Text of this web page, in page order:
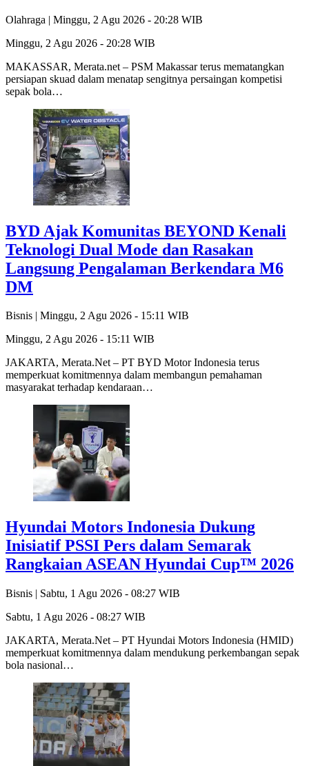
Olahraga | Minggu, 2 Agu 2026 - 20:28 WIB
Minggu, 2 Agu 2026 - 20:28 WIB
MAKASSAR, Merata.net – PSM Makassar terus mematangkan
persiapan skuad dalam menatap sengitnya persaingan kompetisi
sepak bola…
BYD Ajak Komunitas BEYOND Kenali
Teknologi Dual Mode dan Rasakan
Langsung Pengalaman Berkendara M6
DM
Bisnis | Minggu, 2 Agu 2026 - 15:11 WIB
Minggu, 2 Agu 2026 - 15:11 WIB
JAKARTA, Merata.Net – PT BYD Motor Indonesia terus
memperkuat komitmennya dalam membangun pemahaman
masyarakat terhadap kendaraan…
Hyundai Motors Indonesia Dukung
Inisiatif PSSI Pers dalam Semarak
Rangkaian ASEAN Hyundai Cup™ 2026
Bisnis | Sabtu, 1 Agu 2026 - 08:27 WIB
Sabtu, 1 Agu 2026 - 08:27 WIB
JAKARTA, Merata.Net – PT Hyundai Motors Indonesia (HMID)
memperkuat komitmennya dalam mendukung perkembangan sepak
bola nasional…